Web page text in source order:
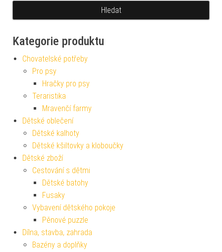
Kategorie produktu
Chovatelské potřeby
Pro psy
Hračky pro psy
Teraristika
Mravenčí farmy
Dětské oblečení
Dětské kalhoty
Dětské kšiltovky a kloboučky
Dětské zboží
Cestování s dětmi
Dětské batohy
Fusaky
Vybavení dětského pokoje
Pěnové puzzle
Dílna, stavba, zahrada
Bazény a doplňky